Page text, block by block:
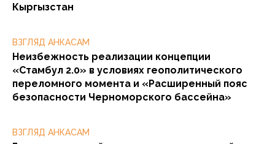
Кыргызстан
ВЗГЛЯД АНКАСАМ
Неизбежность реализации концепции
«Стамбул 2.0» в условиях геополитического
переломного момента и «Расширенный пояс
безопасности Черноморского бассейна»
ВЗГЛЯД АНКАСАМ